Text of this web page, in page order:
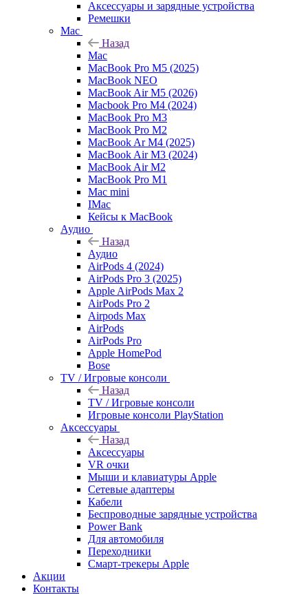
Аксессуары и зарядные устройства
Ремешки
Mac
Назад
Mac
MacBook Pro M5 (2025)
MacBook NEO
MacBook Air M5 (2026)
Macbook Pro M4 (2024)
MacBook Pro M3
MacBook Pro M2
MacBook Ar M4 (2025)
MacBook Air M3 (2024)
MacBook Air M2
MacBook Pro M1
Mac mini
IMac
Кейсы к MacBook
Аудио
Назад
Аудио
AirPods 4 (2024)
AirPods Pro 3 (2025)
Apple AirPods Max 2
AirPods Pro 2
Airpods Max
AirPods
AirPods Pro
Apple HomePod
Bose
TV / Игровые консоли
Назад
TV / Игровые консоли
Игровые консоли PlayStation
Аксессуары
Назад
Аксессуары
VR очки
Мыши и клавиатуры Apple
Сетевые адаптеры
Кабели
Беспроводные зарядные устройства
Power Bank
Для автомобиля
Переходники
Смарт-трекеры Apple
Акции
Контакты